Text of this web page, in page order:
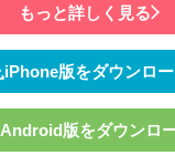
もっと詳しく見る
iPhone版をダウンロ
Android版をダウンロ